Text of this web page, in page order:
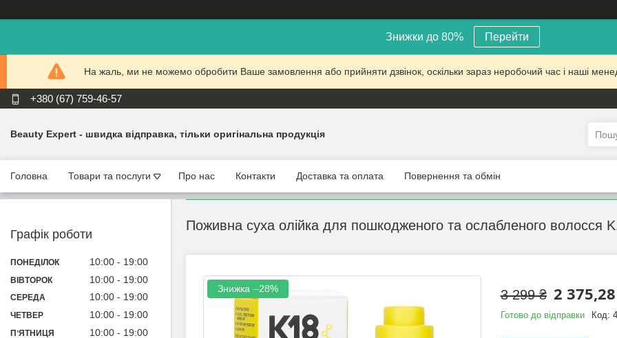
Знижки до 80% Перейти
На жаль, ми не можемо обробити Ваше замовлення або прийняти дзвінок, оскільки зараз неробочий час і наші
+380 (67) 759-46-57
Beauty Expert - швидка відправка, тільки оригінальна продукція
Головна Товари та послуги Про нас Контакти Доставка та оплата Повернення та обмін
Поживна суха олійка для пошкодженого та ослабленого волосся
–28% 3 299 ₴ 2
Готово до відправки Код:
Графік роботи
ПОНЕДІЛОК 10:00 19:00
ВІВТОРОК 10:00 19:00
СЕРЕДА 10:00 19:00
ЧЕТВЕР 10:00 19:00
ПʼЯТНИЦЯ 10:00 19:00